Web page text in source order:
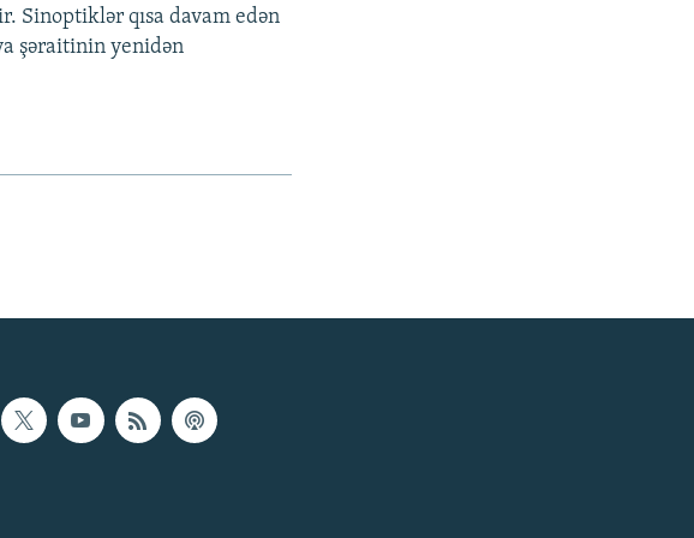
Sinoptiklər qısa davam edən
şəraitinin yenidən